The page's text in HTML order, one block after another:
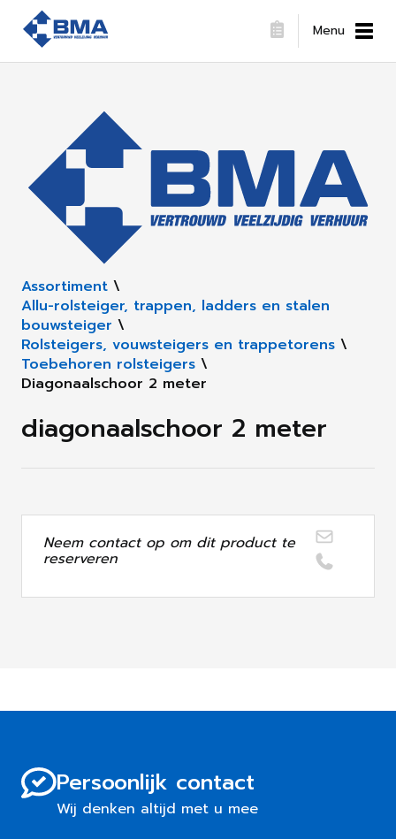
Menu
Assortiment \
Allu-rolsteiger, trappen, ladders en stalen
bouwsteiger \
Rolsteigers, vouwsteigers en trappetorens \
Toebehoren rolsteigers \
Diagonaalschoor 2 meter
diagonaalschoor 2 meter
Neem contact op om dit product te
reserveren
Persoonlijk contact
Wij denken altijd met u mee